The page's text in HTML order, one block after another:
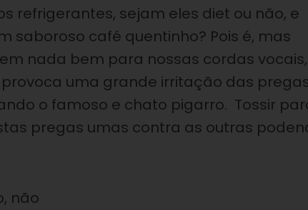
refrigerantes, sejam eles diet ou não, e
saboroso café quentinho? Pois é, mas
nada bem para nossas cordas vocais,
uma grande irritação das
o famoso e chato pigarro. Tossir
pregas umas contra as outras
não